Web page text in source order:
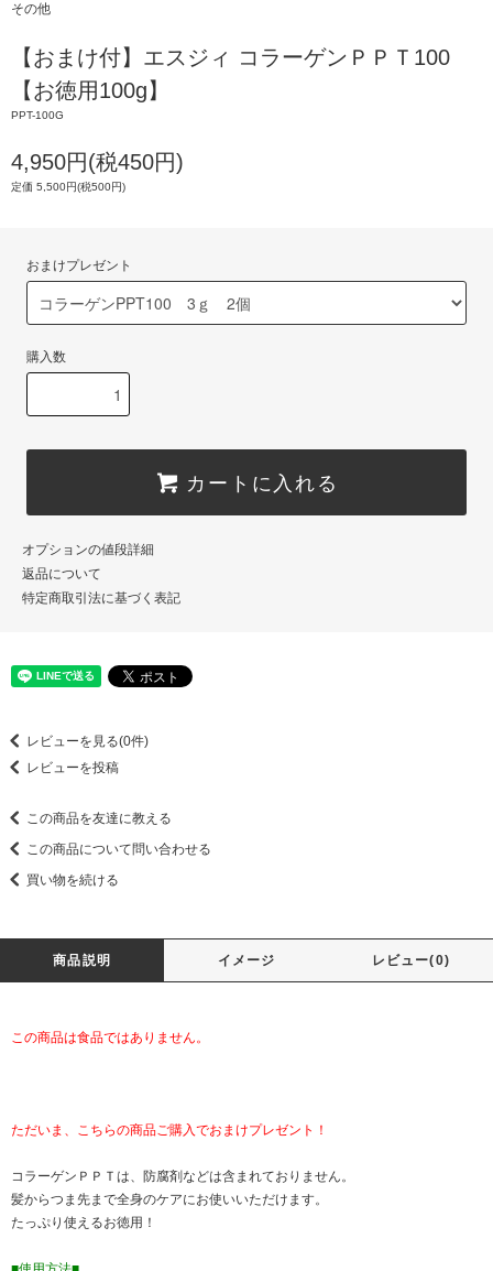
その他
【おまけ付】エスジィ コラーゲンＰＰＴ100
【お徳用100g】
PPT-100G
4,950円(税450円)
定価 5,500円(税500円)
おまけプレゼント
購入数
カートに入れる
オプションの値段詳細
返品について
特定商取引法に基づく表記
レビューを見る(0件)
レビューを投稿
この商品を友達に教える
この商品について問い合わせる
買い物を続ける
商品説明 イメージ レビュー(0)
この商品は食品ではありません。
ただいま、こちらの商品ご購入でおまけプレゼント！
コラーゲンＰＰＴは、防腐剤などは含まれておりません。
髪からつま先まで全身のケアにお使いいただけます。
たっぷり使えるお徳用！